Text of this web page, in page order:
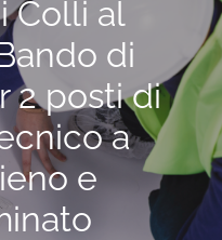
Colli al
di
2 posti di
a
e